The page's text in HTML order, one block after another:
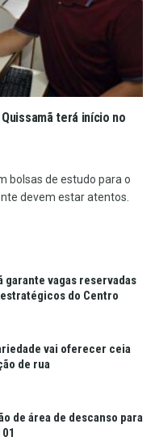
terá início no
bolsas de estudo para o
devem estar atentos.
garante vagas reservadas
do Centro
vai oferecer ceia
de rua
de área de descanso para